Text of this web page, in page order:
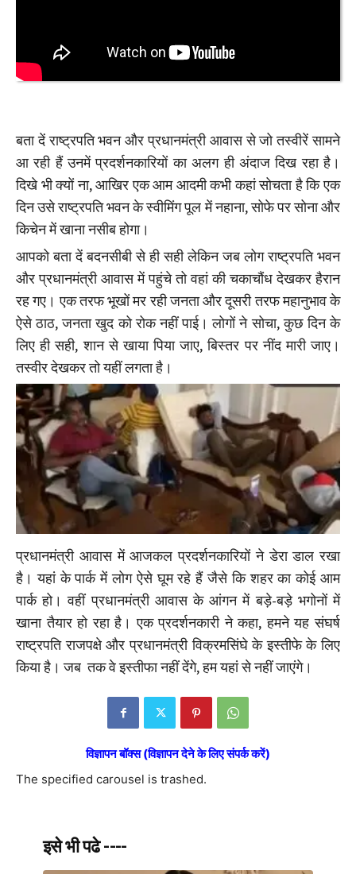
बता दें राष्ट्रपति भवन और प्रधानमंत्री आवास से जो तस्वीरें सामने
आ रही हैं उनमें प्रदर्शनकारियों का अलग ही अंदाज दिख रहा है।
दिखे भी क्यों ना, आखिर एक आम आदमी कभी कहां सोचता है कि एक
दिन उसे राष्ट्रपति भवन के स्वीमिंग पूल में नहाना, सोफे पर सोना और
किचेन में खाना नसीब होगा।
आपको बता दें बदनसीबी से ही सही लेकिन जब लोग राष्ट्रपति भवन
और प्रधानमंत्री आवास में पहुंचे तो वहां की चकाचौंध देखकर हैरान
रह गए। एक तरफ भूखों मर रही जनता और दूसरी तरफ महानुभाव के
ऐसे ठाठ, जनता खुद को रोक नहीं पाई। लोगों ने सोचा, कुछ दिन के
लिए ही सही, शान से खाया पिया जाए, बिस्तर पर नींद मारी जाए।
तस्वीर देखकर तो यहीं लगता है।
प्रधानमंत्री आवास में आजकल प्रदर्शनकारियों ने डेरा डाल रखा
है। यहां के पार्क में लोग ऐसे घूम रहे हैं जैसे कि शहर का कोई आम
पार्क हो। वहीं प्रधानमंत्री आवास के आंगन में बड़े-बड़े भगोनों में
खाना तैयार हो रहा है। एक प्रदर्शनकारी ने कहा, हमने यह संघर्ष
राष्ट्रपति राजपक्षे और प्रधानमंत्री विक्रमसिंघे के इस्तीफे के लिए
किया है। जब तक वे इस्तीफा नहीं देंगे, हम यहां से नहीं जाएंगे।
विज्ञापन बॉक्स (विज्ञापन देने के लिए संपर्क करें)
The specified carousel is trashed.
इसे भी पढे ----